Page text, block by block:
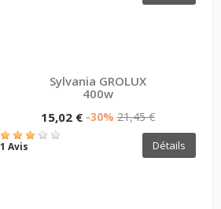
Sylvania GROLUX
400w
15,02 € -30% 21,45 €
1 Avis Détails